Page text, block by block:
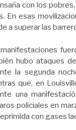
con los
En esas
a superar las
hubo ataques
la segunda
que, en
una
policiales en
con gases